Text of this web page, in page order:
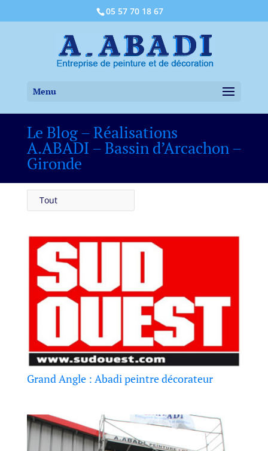
05 57 70 18 67
Le Blog – Réalisations
A.ABADI – Bassin d’Arcachon –
Gironde
Tout
Grand Angle : Abadi peintre décorateur